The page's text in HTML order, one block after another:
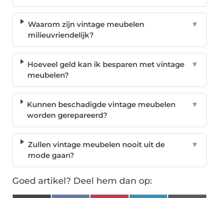
Waarom zijn vintage meubelen
milieuvriendelijk?
▼
Hoeveel geld kan ik besparen met vintage
meubelen?
▼
Kunnen beschadigde vintage meubelen
worden gerepareerd?
▼
Zullen vintage meubelen nooit uit de
mode gaan?
▼
Goed artikel? Deel hem dan op: